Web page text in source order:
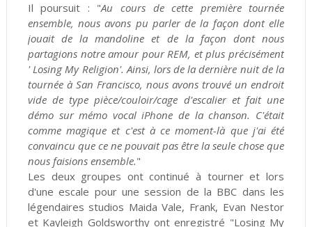
Il poursuit : "Au cours de cette première tournée
ensemble, nous avons pu parler de la façon dont elle
jouait de la mandoline et de la façon dont nous
partagions notre amour pour REM, et plus précisément
' Losing My Religion'. Ainsi, lors de la dernière nuit de la
tournée à San Francisco, nous avons trouvé un endroit
vide de type pièce/couloir/cage d'escalier et fait une
démo sur mémo vocal iPhone de la chanson. C'était
comme magique et c'est à ce moment-là que j'ai été
convaincu que ce ne pouvait pas être la seule chose que
nous faisions ensemble."
Les deux groupes ont continué à tourner et lors
d'une escale pour une session de la BBC dans les
légendaires studios Maida Vale, Frank, Evan Nestor
et Kayleigh Goldsworthy ont enregistré "Losing My